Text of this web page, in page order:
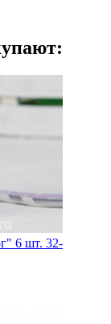
6 шт. 32-